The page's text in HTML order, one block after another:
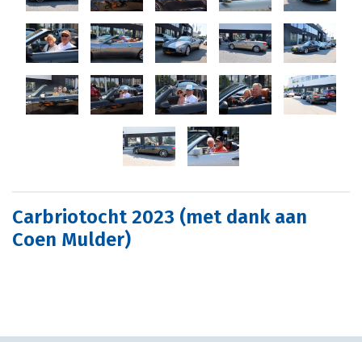
Carbriotocht 2023 (met dank aan
Coen Mulder)